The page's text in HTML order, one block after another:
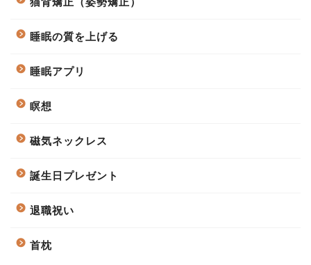
睡眠の質を上げる
睡眠アプリ
瞑想
磁気ネックレス
誕生日プレゼント
退職祝い
首枕